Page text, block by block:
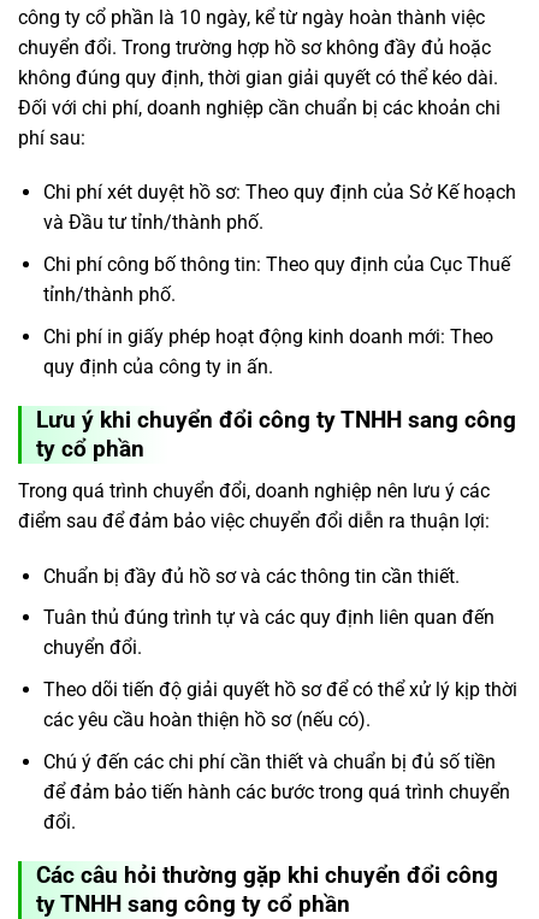
công ty cổ phần là 10 ngày, kể từ ngày hoàn thành việc
chuyển đổi. Trong trường hợp hồ sơ không đầy đủ hoặc
không đúng quy định, thời gian giải quyết có thể kéo dài.
Đối với chi phí, doanh nghiệp cần chuẩn bị các khoản chi
phí sau:
Chi phí xét duyệt hồ sơ: Theo quy định của Sở Kế hoạch
và Đầu tư tỉnh/thành phố.
Chi phí công bố thông tin: Theo quy định của Cục Thuế
tỉnh/thành phố.
Chi phí in giấy phép hoạt động kinh doanh mới: Theo
quy định của công ty in ấn.
Lưu ý khi chuyển đổi công ty TNHH sang công
ty cổ phần
Trong quá trình chuyển đổi, doanh nghiệp nên lưu ý các
điểm sau để đảm bảo việc chuyển đổi diễn ra thuận lợi:
Chuẩn bị đầy đủ hồ sơ và các thông tin cần thiết.
Tuân thủ đúng trình tự và các quy định liên quan đến
chuyển đổi.
Theo dõi tiến độ giải quyết hồ sơ để có thể xử lý kịp thời
các yêu cầu hoàn thiện hồ sơ (nếu có).
Chú ý đến các chi phí cần thiết và chuẩn bị đủ số tiền
để đảm bảo tiến hành các bước trong quá trình chuyển
đổi.
Các câu hỏi thường gặp khi chuyển đổi công
ty TNHH sang công ty cổ phần